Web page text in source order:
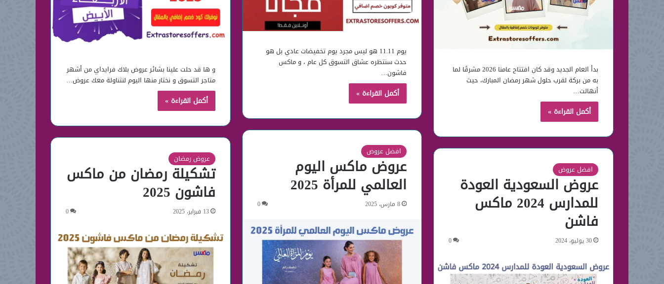
بدأ العام الجديد وقد كان افتتاح عامنا 2026 مشرقًا لما
به من بركة لقرب حلول شهر رمضان المبارك، حيث
أنهالت…
أكمل القراءة »
يوم 11.11 هو ليس مجرد يوم تخفيضات عادي بل هو
حدث سنتظره عشاق التسوق كل عام ، و ماكس
فاشون…
أكمل القراءة »
و ها قد حلت علينا بشائر عروض بلاك فرايداي من أشهر
متاجر التسوق و نختار منها اليوم لنتناولة معك عروض…
أكمل القراءة »
افضل عروض
عروض ماكس اليوم
العالمي للمرأة 2025
8 مارس، 2025 0
عروض رمضان
تشكيلة رمضان من ماكس
فاشون 2025
13 فبراير، 2025 0
افضل عروض
عروض السعودية العودة
للمدارس 2024 ماكس
فاشن
30 يوليو، 2024 0